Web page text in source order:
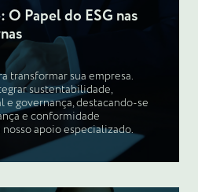
Papel do ESG nas
transformar sua empresa.
sustentabilidade,
e governança, destacando-se
e conformidade
apoio especializado.